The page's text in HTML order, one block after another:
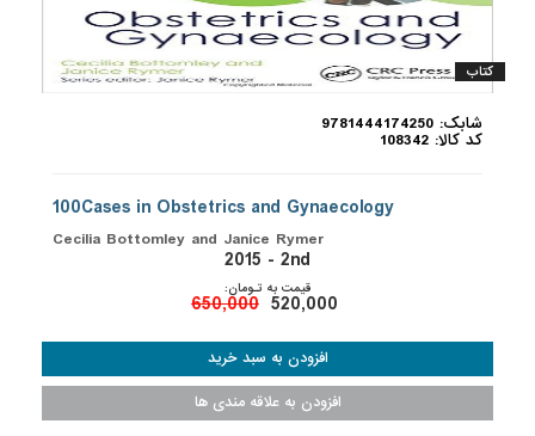
کتاب
شابک: 9781444174250
کد کالا: 108342
100Cases in Obstetrics and Gynaecology
Cecilia Bottomley and Janice Rymer
2015 - 2nd
قیمت به تـومان:
520,000
650,000